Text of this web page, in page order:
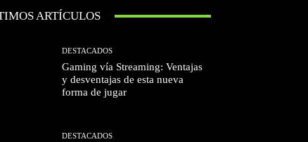
ARTÍCULOS
DESTACADOS
Gaming vía Streaming: Ventajas
y desventajas de esta nueva
forma de jugar
DESTACADOS